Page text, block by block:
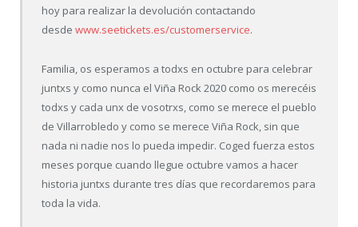
hoy para realizar la devolución contactando
desdewww.seetickets.es/customerservice.
Familia, os esperamos a todxs en octubre para celebrar
juntxs y como nunca el Viña Rock 2020 como os merecéis
todxs y cada unx de vosotrxs, como se merece el pueblo
de Villarrobledo y como se merece Viña Rock, sin que
nada ni nadie nos lo pueda impedir. Coged fuerza estos
meses porque cuando llegue octubre vamos a hacer
historia juntxs durante tres días que recordaremos para
toda la vida.